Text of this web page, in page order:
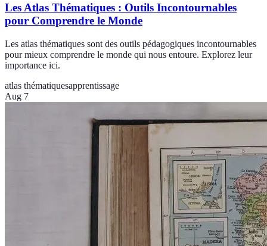
Les Atlas Thématiques : Outils Incontournables
pour Comprendre le Monde
Les atlas thématiques sont des outils pédagogiques incontournables
pour mieux comprendre le monde qui nous entoure. Explorez leur
importance ici.
atlas thématiquesapprentissage
Aug 7